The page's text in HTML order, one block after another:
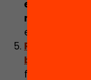
educativos
mentoría al
en esta
Redu
brecha
familias con